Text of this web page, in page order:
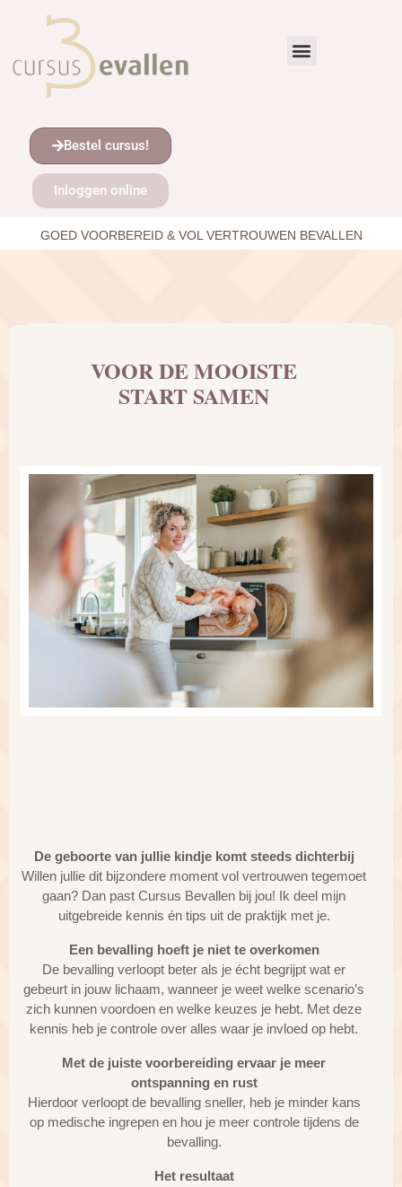
Bestel cursus!
Inloggen online
GOED VOORBEREID & VOL VERTROUWEN BEVALLEN
VOOR DE MOOISTE
START SAMEN
De geboorte van jullie kindje komt steedsdichterbij
Willen jullie dit bijzondere moment vol vertrouwen tegemoet
gaan? Dan past Cursus Bevallen bij jou! Ik deel mijn
uitgebreide kennis én tips uit de praktijk met je.
Een bevalling hoeft je niet te overkomen
De bevalling verloopt beter als je écht begrijpt wat er
gebeurt in jouw lichaam, wanneer je weet welke scenario’s
zich kunnen voordoen en welke keuzes je hebt. Met deze
kennis heb je controle over alles waar je invloed op hebt.
Met de juiste voorbereiding ervaar je meer
ontspanning en rust
Hierdoor verloopt de bevalling sneller, heb je minder kans
op medische ingrepen en hou je meer controle tijdens de
bevalling.
Het resultaat